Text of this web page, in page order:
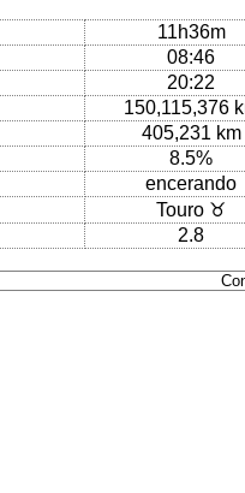
11h36m
08:46
20:22
150,115,376
405,231 km
8.5%
encerando
Touro ♉
2.8